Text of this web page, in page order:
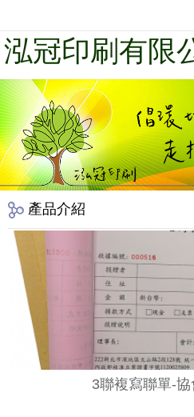
泓冠印刷有限
產品介紹
3聯複寫聯單-